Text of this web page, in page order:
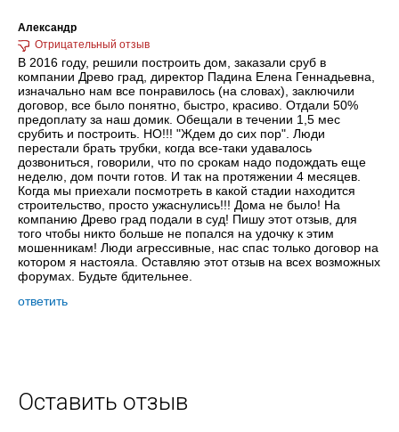
Александр
В 2016 году, решили построить дом, заказали сруб в
компании Древо град, директор Падина Елена Геннадьевна,
изначально нам все понравилось (на словах), заключили
договор, все было понятно, быстро, красиво. Отдали 50%
предоплату за наш домик. Обещали в течении 1,5 мес
срубить и построить. НО!!! "Ждем до сих пор". Люди
перестали брать трубки, когда все-таки удавалось
дозвониться, говорили, что по срокам надо подождать еще
неделю, дом почти готов. И так на протяжении 4 месяцев.
Когда мы приехали посмотреть в какой стадии находится
строительство, просто ужаснулись!!! Дома не было! На
компанию Древо град подали в суд! Пишу этот отзыв, для
того чтобы никто больше не попался на удочку к этим
мошенникам! Люди агрессивные, нас спас только договор на
котором я настояла. Оставляю этот отзыв на всех возможных
форумах. Будьте бдительнее.
ответить
Оставить отзыв